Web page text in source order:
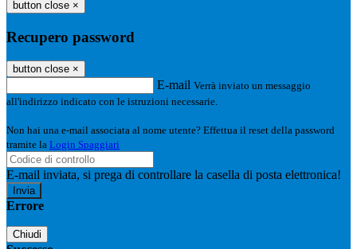
button close ×
Recupero password
button close ×
E-mail Verrà inviato un messaggio
all'indirizzo indicato con le istruzioni necessarie.
Non hai una e-mail associata al nome utente? Effettua il reset della password
tramite la Login Spaggiari
E-mail inviata, si prega di controllare la casella di posta elettronica!
Errore
Chiudi